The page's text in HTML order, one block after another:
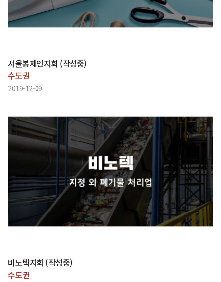
서울봉제인지회 (작성중)
수도권
2019-12-09
비노텍지회 (작성중)
수도권